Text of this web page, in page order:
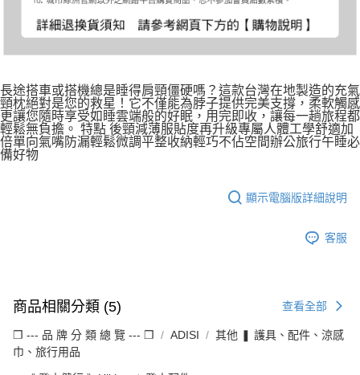
長途搭車或搭機總是睡得肩頸僵硬嗎？這款台灣在地製造的充氣
頸枕絕對是您的救星！它不僅能為脖子提供完美支撐，柔軟觸感
更讓您隨時享受如睡雲端般的好眠，用完即收，讓每一趟旅程都
輕鬆無負擔。 特點 後頸減薄服貼度再升級專屬人體工學舒適加
倍單向氣嘴防漏輕鬆微調平整收納輕巧不佔空間辦公旅行午睡必
備好物
顯示電腦版詳細說明
客服
商品相關分類 (5) 查看全部
❒ --- 品 牌 分 類 總 覽 --- ❒ ADISI
其他 ❚ 護具、配件、涼感
巾、旅行用品